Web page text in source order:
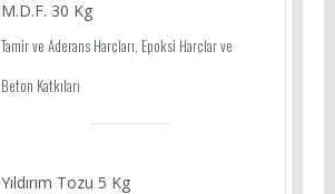
M.D.F. 30 Kg
Tamir ve Aderans Harçları, Epoksi Harçlar ve
Beton Katkıları
Yıldırım Tozu 5 Kg